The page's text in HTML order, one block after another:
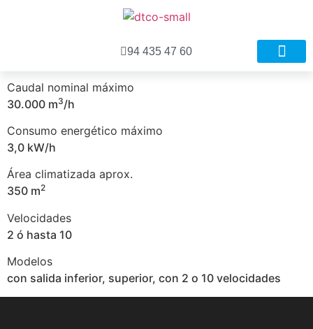
94 435 47 60
Caudal nominal máximo
30.000 m3/h
Consumo energético máximo
3,0 kW/h
Área climatizada aprox.
350 m2
Velocidades
2 ó hasta 10
Modelos
con salida inferior, superior, con 2 o 10 velocidades